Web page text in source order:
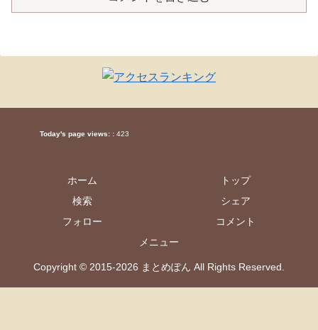
Today's page views: : 423
ホーム
トップ
検索
シェア
フォロー
コメント
メニュー
Copyright © 2015-2026 まとめぽん All Rights Reserved.